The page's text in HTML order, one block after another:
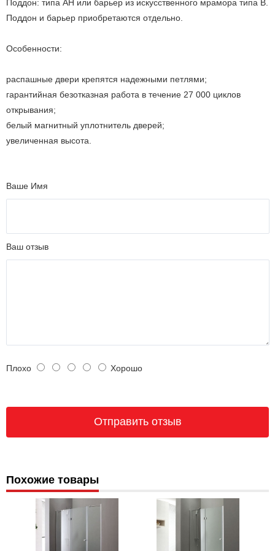
Поддон: типа AH или барьер из искусственного мрамора типа B.
Поддон и барьер приобретаются отдельно.
Особенности:
распашные двери крепятся надежными петлями;
гарантийная безотказная работа в течение 27 000 циклов
открывания;
белый магнитный уплотнитель дверей;
увеличенная высота.
Ваше Имя
Ваш отзыв
Плохо Хорошо
Похожие товары